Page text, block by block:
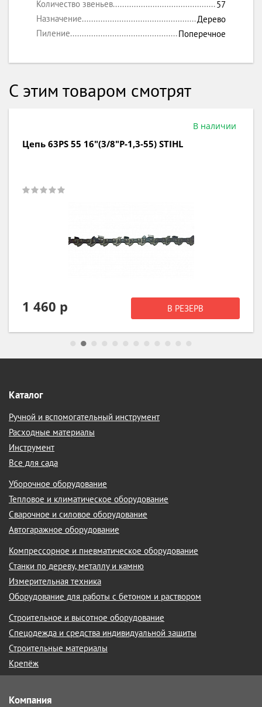
Количество звеньев
57
Назначение
Дерево
Пиление
Поперечное
С этим товаром смотрят
В наличии
Цепь 63PS 55 16"(3/8"P-1,3-55) STIHL
1 460 р В РЕЗЕРВ
Каталог
Ручной и вспомогательный инструмент
Расходные материалы
Инструмент
Все для сада
Уборочное оборудование
Тепловое и климатическое оборудование
Сварочное и силовое оборудование
Автогаражное оборудование
Компрессорное и пневматическое оборудование
Станки по дереву, металлу и камню
Измерительная техника
Оборудование для работы с бетоном и раствором
Строительное и высотное оборудование
Спецодежда и средства индивидуальной защиты
Строительные материалы
Крепёж
Компания